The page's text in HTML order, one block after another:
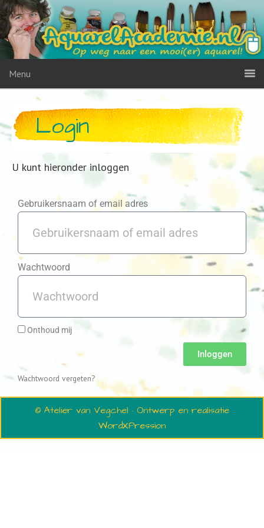
Menu
Login
U kunt hieronder inloggen
Gebruikersnaam of email adres
Wachtwoord
Onthoud mij
Inloggen
Wachtwoord vergeten?
© Atelier van Vegchel · Ontwerp en realisatie
WordXPression